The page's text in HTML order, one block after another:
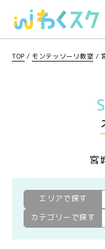
TOP / モンテッソーリ教室 /
宮
エリアで探す
カテゴリーで探す